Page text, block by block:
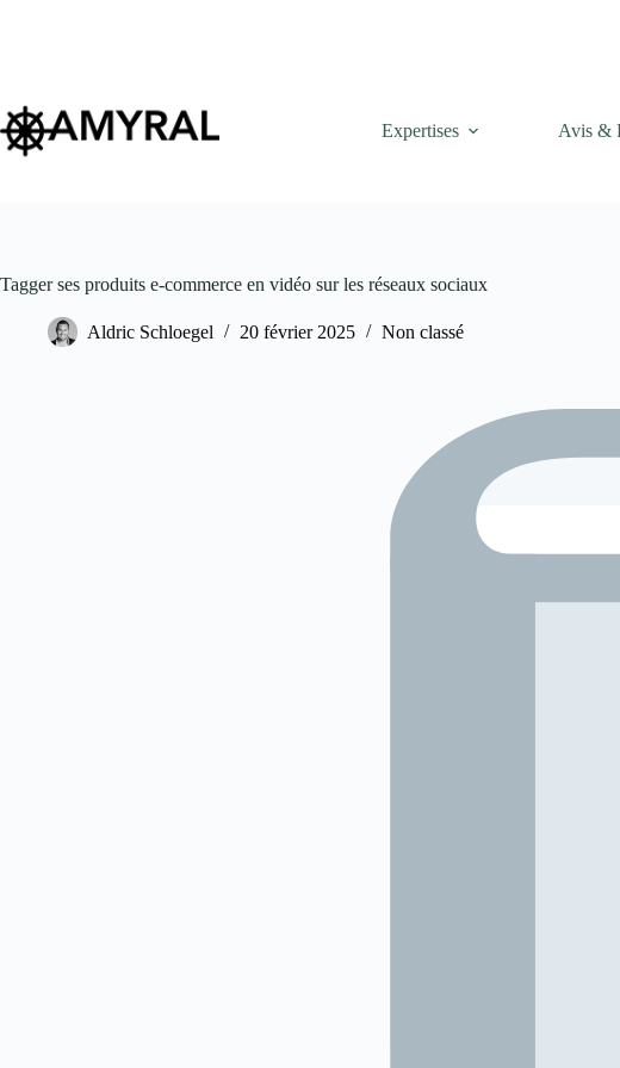
Expertises Avis &
Tagger ses produits e-commerce en vidéo sur les réseaux sociaux
Aldric Schloegel 20 février 2025 Non classé